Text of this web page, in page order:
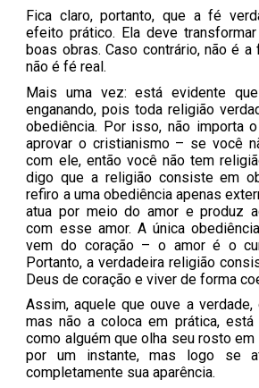
Fica claro, portanto, que a fé
efeito prático. Ela deve
boas obras. Caso contrário, não é
não é fé real.
Mais uma vez: está evidente
enganando, pois toda religião
obediência. Por isso, não importa
aprovar o cristianismo – se você
com ele, então você não tem
digo que a religião consiste em
refiro a uma obediência apenas
atua por meio do amor e produz
com esse amor. A única
vem do coração – o amor é o
Portanto, a verdadeira religião
Deus de coração e viver de forma
Assim, aquele que ouve a verdade,
mas não a coloca em prática,
como alguém que olha seu rosto
por um instante, mas logo se
completamente sua aparência.